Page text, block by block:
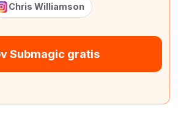
Chris Williamson
Submagic gratis